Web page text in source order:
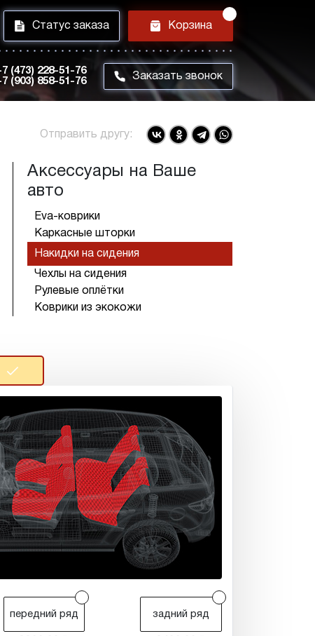
i Статус заказа h Корзина
(473) 228-51-76
(903) 858-51-76
m Заказать звонок
Отправить другу:
Аксессуары на Ваше
авто
Eva-коврики
Каркасные шторки
Накидки на сидения
Чехлы на сидения
Рулевые оплётки
Коврики из экокожи
передний ряд задний ряд